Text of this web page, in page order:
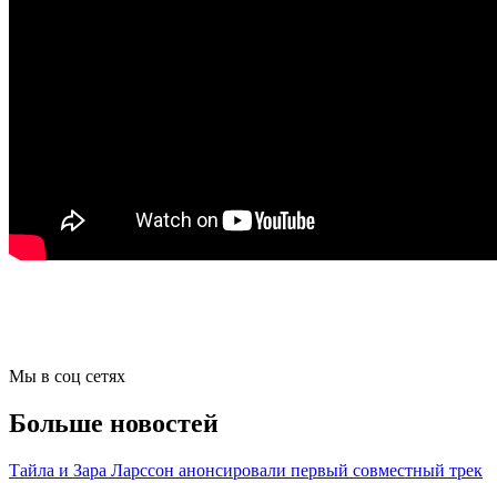
Мы в соц сетях
Больше новостей
Тайла и Зара Ларссон анонсировали первый совместный трек